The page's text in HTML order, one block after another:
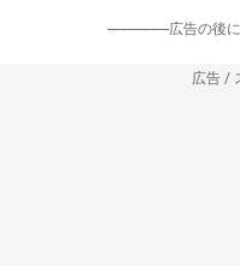
-----------------広告の後
広告 /